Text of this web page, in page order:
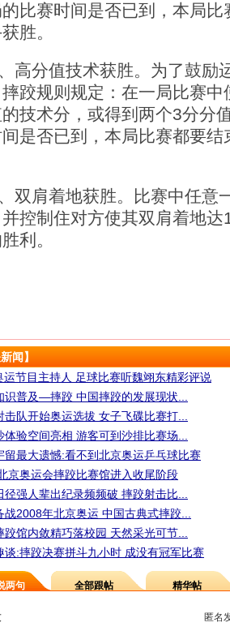
比赛时间是否已到，本局
胜。
高分值技术获胜。为了鼓励
跤规则规定：在一局比赛
技术分，或得到两个3分分
是否已到，本局比赛都要
双肩着地获胜。比赛中任意
控制住对方使其双肩着地
利。
闻】
运节目主持人 足球比赛听魏翊东精彩评说
识普及—摔跤 中国摔跤的发展现状...
击队开始奥运选拔 女子飞碟比赛打...
体验空间亮相 游客可到沙排比赛场...
留最大遗憾:看不到北京奥运乒乓球比赛
京奥运会摔跤比赛馆进入收尾阶段
径强人辈出纪录频频破 摔跤射击比...
战2008年北京奥运 中国古典式摔跤...
跤馆内敛精巧落校园 天然采光可节...
谈:摔跤决赛拼斗九小时 成没有冠军比赛
两句 全部跟帖 精华帖
匿名